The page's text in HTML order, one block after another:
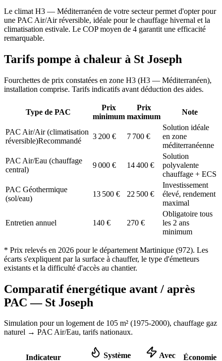
Le climat H3 — Méditerranéen de votre secteur permet d'opter pour
une PAC Air/Air réversible, idéale pour le chauffage hivernal et la
climatisation estivale. Le COP moyen de 4 garantit une efficacité
remarquable.
Tarifs pompe à chaleur à St Joseph
Fourchettes de prix constatées en zone H3 (H3 — Méditerranéen),
installation comprise. Tarifs indicatifs avant déduction des aides.
Type de PAC
Prix
minimum
Prix
maximum
Note
PAC Air/Air (climatisation
réversible)Recommandé
3 200 € 7 700 €
Solution idéale
en zone
méditerranéenne
PAC Air/Eau (chauffage
central)
9 000 € 14 400 €
Solution
polyvalente
chauffage + ECS
PAC Géothermique
(sol/eau)
13 500 € 22 500 €
Investissement
élevé, rendement
maximal
Entretien annuel 140 € 270 €
Obligatoire tous
les 2 ans
minimum
* Prix relevés en 2026 pour le département Martinique (972). Les
écarts s'expliquent par la surface à chauffer, le type d'émetteurs
existants et la difficulté d'accès au chantier.
Comparatif énergétique avant / après
PAC — St Joseph
Simulation pour un logement de 105 m² (1975-2000), chauffage gaz
naturel → PAC Air/Eau, tarifs nationaux.
Indicateur
Système
Avec
Économie